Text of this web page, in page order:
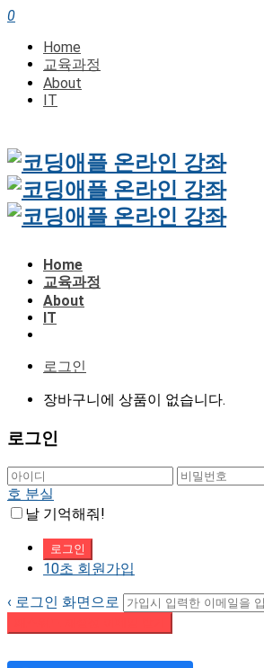
0
Home
교육과정
About
IT
Home
교육과정
About
IT
로그인
장바구니에 상품이 없습니다.
로그인
호 분실
날 기억해줘!
10초 회원가입
‹ 로그인 화면으로